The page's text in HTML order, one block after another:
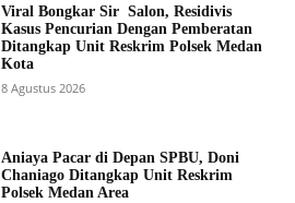
Viral Bongkar Sir Salon, Residivis
Kasus Pencurian Dengan Pemberatan
Ditangkap Unit Reskrim Polsek Medan
Kota
8 Agustus 2026
Aniaya Pacar di Depan SPBU, Doni
Chaniago Ditangkap Unit Reskrim
Polsek Medan Area